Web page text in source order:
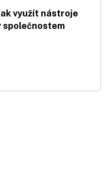
využít nástroje
společnostem